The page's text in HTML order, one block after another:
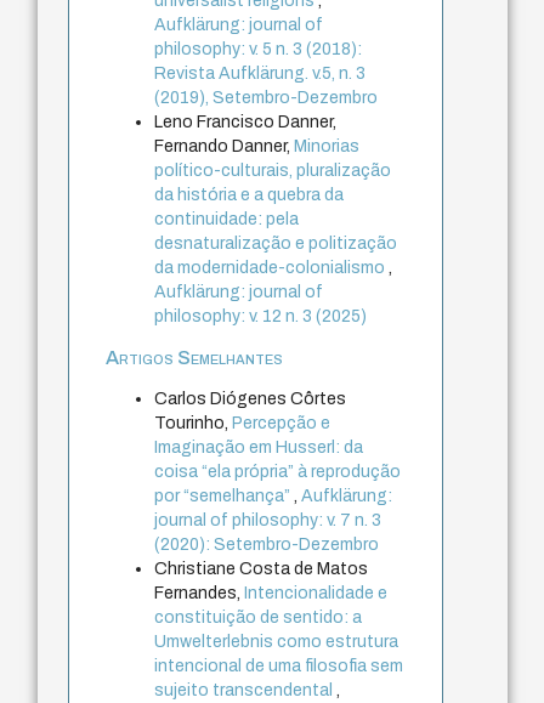
Aufklärung: journal of
philosophy: v. 5 n. 3 (2018):
Revista Aufklärung. v.5, n. 3
(2019), Setembro-Dezembro
Leno Francisco Danner,
Fernando Danner, Minorias
político-culturais, pluralização
da história e a quebra da
continuidade: pela
desnaturalização e politização
da modernidade-colonialismo
Aufklärung: journal of
philosophy: v. 12 n. 3 (2025)
Artigos Semelhantes
Carlos Diógenes Côrtes
Tourinho, Percepção e
Imaginação em Husserl: da
coisa “ela própria” à reprodução
por “semelhança”
,Aufklärung:
journal of philosophy: v. 7 n. 3
(2020): Setembro-Dezembro
Christiane Costa de Matos
Fernandes,
Intencionalidade e
constituição de sentido: a
Umwelterlebnis como estrutura
intencional de uma filosofia sem
sujeito transcendental